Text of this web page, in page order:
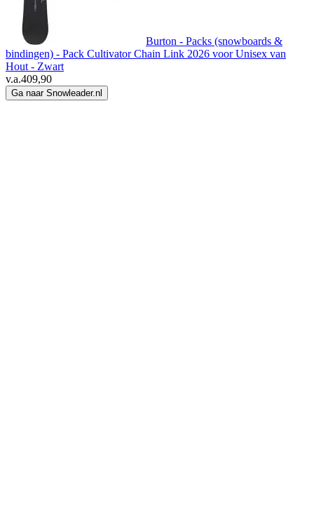
Burton - Packs (snowboards &
bindingen) - Pack Cultivator Chain Link 2026 voor Unisex van
Hout - Zwart
v.a.409,90
Ga naar Snowleader.nl